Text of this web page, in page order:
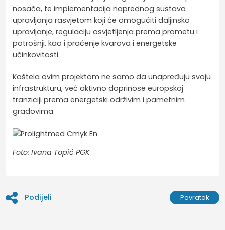
nosača, te implementacija naprednog sustava
upravljanja rasvjetom koji će omogućiti daljinsko
upravljanje, regulaciju osvjetljenja prema prometu i
potrošnji, kao i praćenje kvarova i energetske
učinkovitosti.
Kaštela ovim projektom ne samo da unapređuju svoju
infrastrukturu, već aktivno doprinose europskoj
tranziciji prema energetski održivim i pametnim
gradovima.
Foto: Ivana Topić PGK
Podijeli Povratak